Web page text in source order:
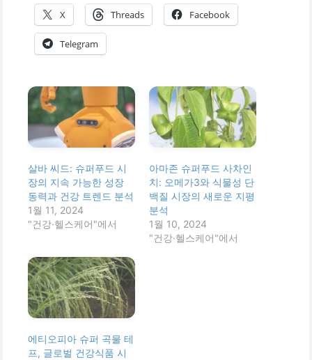
X Threads Facebook
Telegram
살바 씨드: 슈퍼푸드 시
장의 지속 가능한 성장
동력과 건강 트렌드 분석
1월 11, 2024
"건강·헬스케어"에서
아마존 슈퍼푸드 사차인
치: 오메가3와 식물성 단
백질 시장의 새로운 지평
분석
1월 10, 2024
"건강·헬스케어"에서
에티오피아 슈퍼 곡물 테
프, 글로벌 건강식품 시